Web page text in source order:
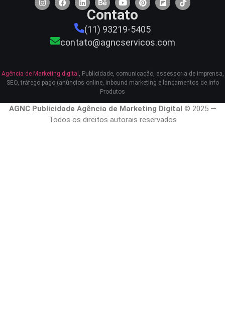
Contato
(11) 93219-5405
contato@agncservicos.com
Agência de Marketing digital , Publicidade, comunicação, assessoria de imprensa,
SEO, tráfego pago (anúncios online, inbound marketing e lançamentos de info
Produtos
AGNC Publicidade Agência de Marketing Digital © 2025 —
Todos os direitos autorais reservados